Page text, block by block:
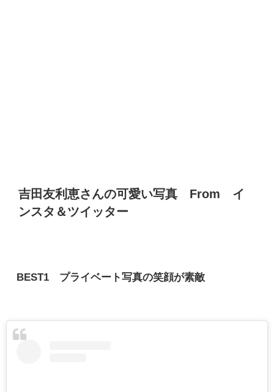
吉田友利恵さんの可愛い写真 From イ
ンスタ＆ツイッター
BEST1 プライベート写真の笑顔が素敵